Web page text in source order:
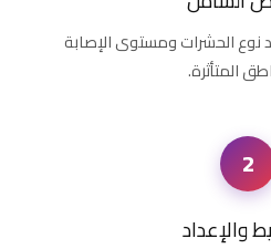
نوع الحشرات ومستوى الإصابة
المتأثرة.
2
والإعداد